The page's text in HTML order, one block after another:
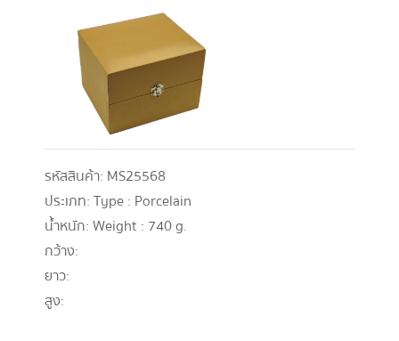
รหัสสินค้า: MS25568
ประเภท:Type : Porcelain
น้ำหนัก:Weight : 740 g.
กว้าง:
ยาว:
สูง: